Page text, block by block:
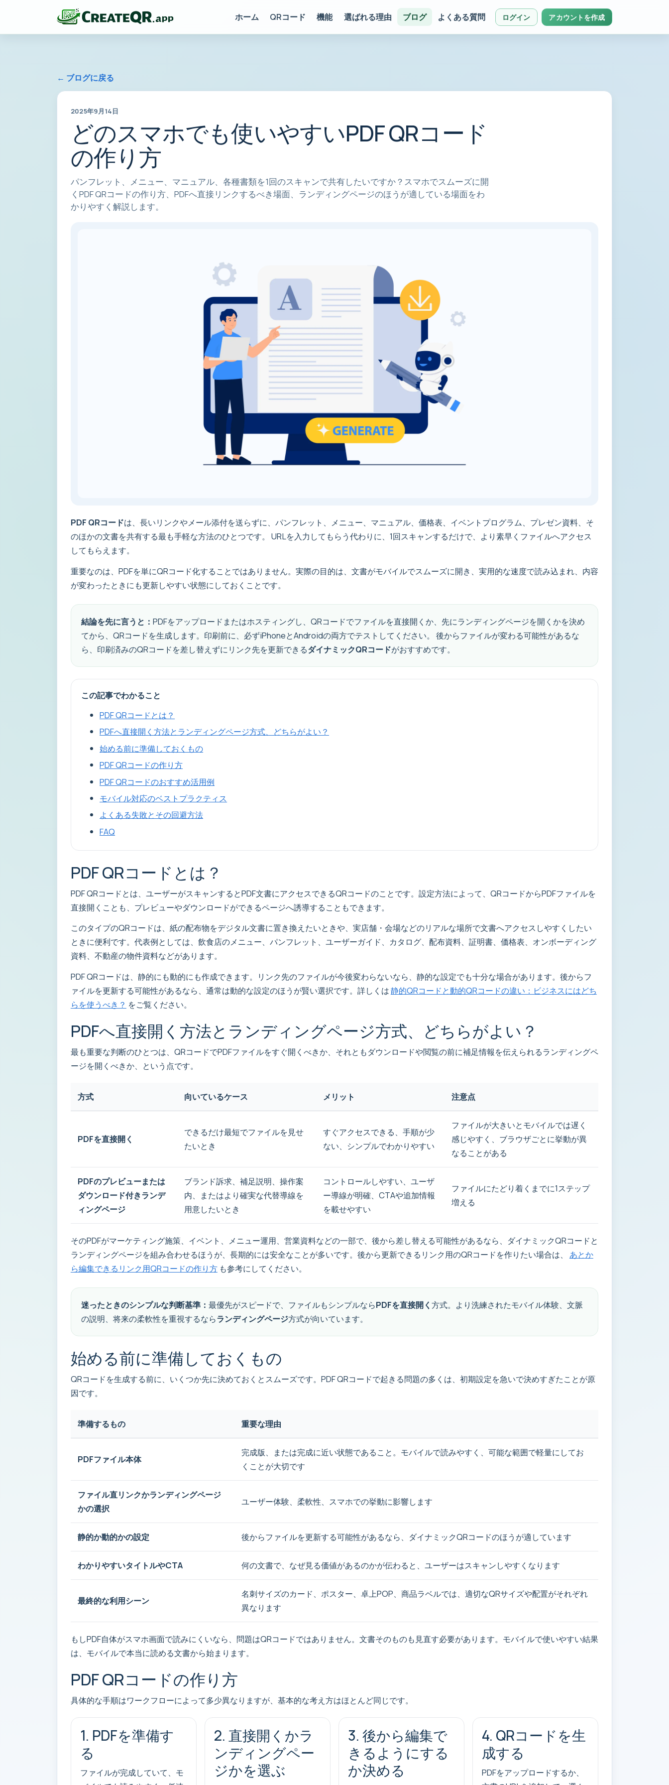
ホーム QRコード 機能 選ばれる理由 ブログ よくある質問 ログイン アカウントを作成
← ブログに戻る
2025年9月14日
どのスマホでも使いやすいPDF QRコード
の作り方
パンフレット、メニュー、マニュアル、各種書類を1回のスキャンで共有したいですか？スマホでスムーズに開
くPDF QRコードの作り方、PDFへ直接リンクするべき場面、ランディングページのほうが適している場面をわ
かりやすく解説します。
PDF QRコードは、長いリンクやメール添付を送らずに、パンフレット、メニュー、マニュアル、価格表、イベントプログラム、プレゼン資料、そ
のほかの文書を共有する最も手軽な方法のひとつです。 URLを入力してもらう代わりに、1回スキャンするだけで、より素早くファイルへアクセス
してもらえます。
重要なのは、PDFを単にQRコード化することではありません。実際の目的は、文書がモバイルでスムーズに開き、実用的な速度で読み込まれ、内容
が変わったときにも更新しやすい状態にしておくことです。
結論を先に言うと： PDFをアップロードまたはホスティングし、QRコードでファイルを直接開くか、先にランディングページを開くかを決め
てから、QRコードを生成します。印刷前に、必ずiPhoneとAndroidの両方でテストしてください。 後からファイルが変わる可能性があるな
ら、印刷済みのQRコードを差し替えずにリンク先を更新できるダイナミックQRコードがおすすめです。
この記事でわかること
PDF QRコードとは？
PDFへ直接開く方法とランディングページ方式、どちらがよい？
始める前に準備しておくもの
PDF QRコードの作り方
PDF QRコードのおすすめ活用例
モバイル対応のベストプラクティス
よくある失敗とその回避方法
FAQ
PDF QRコードとは？
PDF QRコードとは、ユーザーがスキャンするとPDF文書にアクセスできるQRコードのことです。設定方法によって、QRコードからPDFファイルを
直接開くことも、プレビューやダウンロードができるページへ誘導することもできます。
このタイプのQRコードは、紙の配布物をデジタル文書に置き換えたいときや、実店舗・会場などのリアルな場所で文書へアクセスしやすくしたい
ときに便利です。代表例としては、飲食店のメニュー、パンフレット、ユーザーガイド、カタログ、配布資料、証明書、価格表、オンボーディング
資料、不動産の物件資料などがあります。
PDF QRコードは、静的にも動的にも作成できます。リンク先のファイルが今後変わらないなら、静的な設定でも十分な場合があります。後からフ
ァイルを更新する可能性があるなら、通常は動的な設定のほうが賢い選択です。詳しくは静的QRコードと動的QRコードの違い：ビジネスにはどち
らを使うべき？ をご覧ください。
PDFへ直接開く方法とランディングページ方式、どちらがよい？
最も重要な判断のひとつは、QRコードでPDFファイルをすぐ開くべきか、それともダウンロードや閲覧の前に補足情報を伝えられるランディングペ
ージを開くべきか、という点です。
方式 向いているケース メリット 注意点
PDFを直接開く
できるだけ最短でファイルを見せ
たいとき
すぐアクセスできる、手順が少
ない、シンプルでわかりやすい
ファイルが大きいとモバイルでは遅く
感じやすく、ブラウザごとに挙動が異
なることがある
PDFのプレビューまたは
ダウンロード付きランデ
ィングページ
ブランド訴求、補足説明、操作案
内、またはより確実な代替導線を
用意したいとき
コントロールしやすい、ユーザ
ー導線が明確、CTAや追加情報
を載せやすい
ファイルにたどり着くまでに1ステップ
増える
そのPDFがマーケティング施策、イベント、メニュー運用、営業資料などの一部で、後から差し替える可能性があるなら、ダイナミックQRコードと
ランディングページを組み合わせるほうが、長期的には安全なことが多いです。後から更新できるリンク用のQRコードを作りたい場合は、 あとか
ら編集できるリンク用QRコードの作り方も参考にしてください。
迷ったときのシンプルな判断基準： 最優先がスピードで、ファイルもシンプルならPDFを直接開く 方式。より洗練されたモバイル体験、文脈
の説明、将来の柔軟性を重視するならランディングページ方式が向いています。
始める前に準備しておくもの
QRコードを生成する前に、いくつか先に決めておくとスムーズです。PDF QRコードで起きる問題の多くは、初期設定を急いで決めすぎたことが原
因です。
準備するもの 重要な理由
PDFファイル本体
完成版、または完成に近い状態であること。モバイルで読みやすく、可能な範囲で軽量にしてお
くことが大切です
ファイル直リンクかランディングページ
かの選択
ユーザー体験、柔軟性、スマホでの挙動に影響します
静的か動的かの設定 後からファイルを更新する可能性があるなら、ダイナミックQRコードのほうが適しています
わかりやすいタイトルやCTA 何の文書で、なぜ見る価値があるのかが伝わると、ユーザーはスキャンしやすくなります
最終的な利用シーン
名刺サイズのカード、ポスター、卓上POP、商品ラベルでは、適切なQRサイズや配置がそれぞれ
異なります
もしPDF自体がスマホ画面で読みにくいなら、問題はQRコードではありません。文書そのものも見直す必要があります。モバイルで使いやすい結果
は、モバイルで本当に読める文書から始まります。
PDF QRコードの作り方
具体的な手順はワークフローによって多少異なりますが、基本的な考え方はほとんど同じです。
1. PDFを準備す
る
ファイルが完成していて、モ
2. 直接開くかラ
ンディングペー
ジかを選ぶ
3. 後から編集で
きるようにする
か決める
4. QRコードを生
成する
PDFをアップロードするか、